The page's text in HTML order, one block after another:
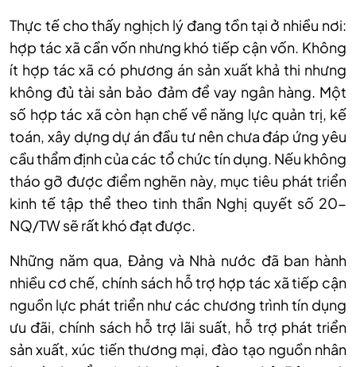
Thực tế cho thấy nghịch lý đang tồn tại ở nhiều nơi:
hợp tác xã cần vốn nhưng khó tiếp cận vốn. Không
ít hợp tác xã có phương án sản xuất khả thi nhưng
không đủ tài sản bảo đảm để vay ngân hàng. Một
số hợp tác xã còn hạn chế về năng lực quản trị, kế
toán, xây dựng dự án đầu tư nên chưa đáp ứng yêu
cầu thẩm định của các tổ chức tín dụng. Nếu không
tháo gỡ được điểm nghẽn này, mục tiêu phát triển
kinh tế tập thể theo tinh thần Nghị quyết số 20-
NQ/TW sẽ rất khó đạt được.
Những năm qua, Đảng và Nhà nước đã ban hành
nhiều cơ chế, chính sách hỗ trợ hợp tác xã tiếp cận
nguồn lực phát triển như các chương trình tín dụng
ưu đãi, chính sách hỗ trợ lãi suất, hỗ trợ phát triển
sản xuất, xúc tiến thương mại, đào tạo nguồn nhân